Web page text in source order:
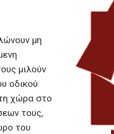
μη
μιλούν
οδικού
χώρα στο
τους,
του